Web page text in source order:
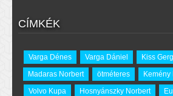
CÍMKÉK
Varga Dénes Varga Dániel Kiss
Madaras Norbert
ötméteres Kemény
Volvo Kupa
Hosnyánszky Norbert